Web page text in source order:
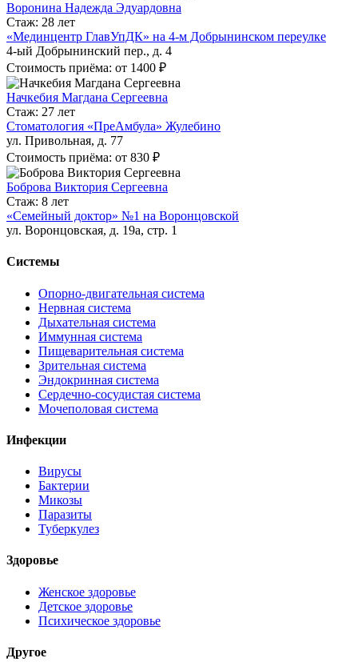
Воронина Надежда Эдуардовна
Стаж: 28 лет
«Мединцентр ГлавУпДК» на 4-м Добрынинском переулке
4-ый Добрынинский пер., д. 4
Стоимость приёма: от 1400 ₽
Начкебия Магдана Сергеевна
Стаж: 27 лет
Стоматология «ПреАмбула» Жулебино
ул. Привольная, д. 77
Стоимость приёма: от 830 ₽
Боброва Виктория Сергеевна
Стаж: 8 лет
«Семейный доктор» №1 на Воронцовской
ул. Воронцовская, д. 19а, стр. 1
Системы
Опорно-двигательная система
Нервная система
Дыхательная система
Иммунная система
Пищеварительная система
Зрительная система
Эндокринная система
Сердечно-сосудистая система
Мочеполовая система
Инфекции
Вирусы
Бактерии
Микозы
Паразиты
Туберкулез
Здоровье
Женское здоровье
Детское здоровье
Психическое здоровье
Другое